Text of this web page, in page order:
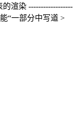
渲染 ------------------
“一部分中写道 >